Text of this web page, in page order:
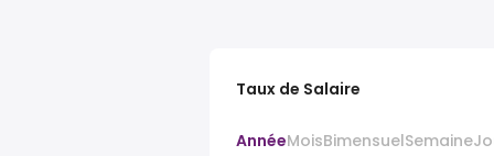
Taux de Salaire
AnnéeMoisBimensuelSemaine